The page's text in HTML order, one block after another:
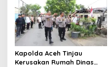
i
p
o
s
Kapolda Aceh Tinjau
Kerusakan Rumah Dinas